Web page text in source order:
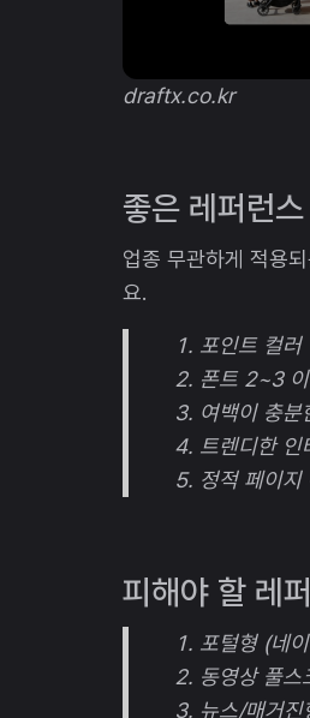
draftx.co.kr
좋은 레퍼런스
업종 무관하게 적용
요.
포인트 컬러
폰트 2~3
여백이 충
트렌디한
정적 페이
피해야 할 레
포털형 (네
동영상 풀
뉴스/매거